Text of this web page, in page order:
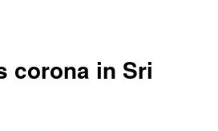
corona in Sri